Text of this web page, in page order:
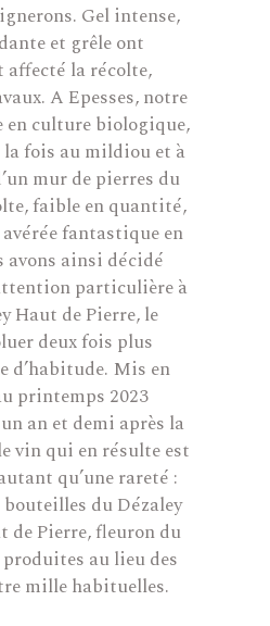
Gel intense,
et grêle ont
affecté la récolte,
A Epesses, notre
culture biologique,
la fois au mildiou et à
mur de pierres du
faible en quantité,
avérée fantastique en
avons ainsi décidé
particulière à
Haut de Pierre, le
deux fois plus
d’habitude. Mis en
printemps 2023
an et demi après la
vin qui en résulte est
qu’une rareté :
du Dézaley
de Pierre, fleuron du
au lieu des
mille habituelles.